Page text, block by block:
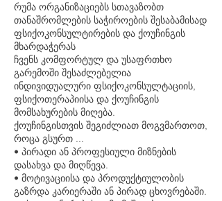
რუმა ორგანიზაციებს სთავაზობთ
თანაშრომლების საჭიროების შესაბამისად
ფსიქოკონსულტირების და ქოუჩინგის
მხარდაჭერას
ჩვენს კომფორტულ და უსაფრთხო
გარემოში შესაძლებელია
ინდივიდუალური ფსიქოკონსულტაციის,
ფსიქოთერაპიისა და ქოუჩინგის
მომსახურების მიღება.
ქოუჩინგისთვის შეგიძლიათ მოგვმართოთ,
როცა გსურთ ...
• პირადი ან პროფესიული მიზნების
დასახვა და მიღწევა.
• მოტივაციისა და პროდუქტიულობის
გაზრდა კარიერაში ან პირად ცხოვრებაში.